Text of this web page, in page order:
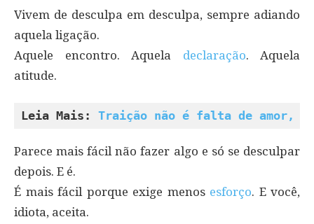
Vivem de desculpa em desculpa, sempre adiando
aquela ligação.
Aquele encontro. Aquela declaração. Aquela
atitude.
Leia Mais: Traição não é falta de amor,
Parece mais fácil não fazer algo e só se desculpar
depois. E é.
É mais fácil porque exige menos esforço. E você,
idiota, aceita.